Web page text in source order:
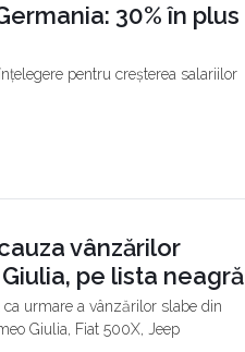
30% în plus
pentru creșterea salariilor
vânzărilor
pe lista neagră
urmare a vânzărilor slabe din
Giulia, Fiat 500X, Jeep